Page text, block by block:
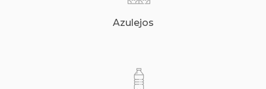
Azulejos